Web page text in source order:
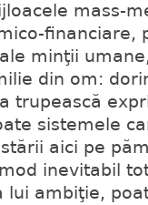
mass-
financiare,
minţii
din om:
trupească
sistemele
aici pe
inevitabil
lui ambiţie,